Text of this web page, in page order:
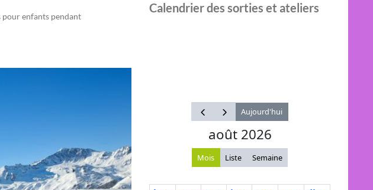
pour enfants pendant
Calendrier des sorties et ateliers